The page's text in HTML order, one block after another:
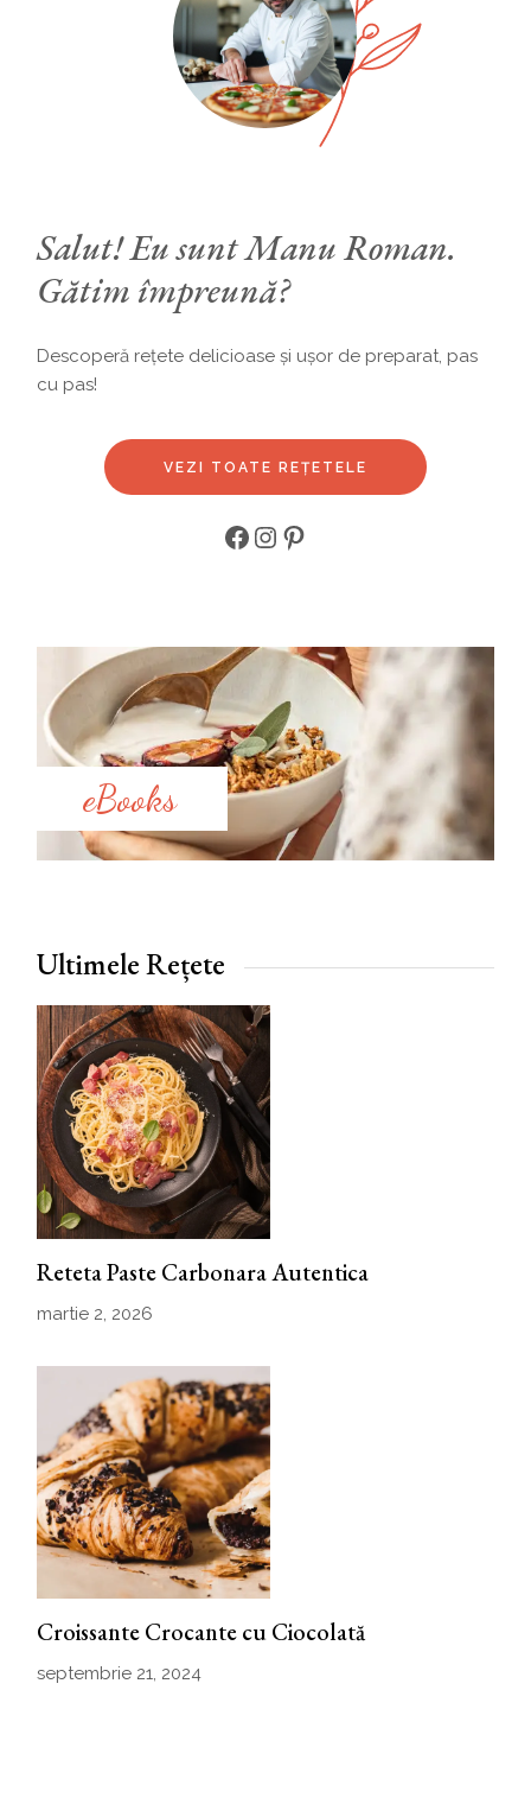
Salut! Eu sunt Manu Roman.
Gătim împreună?
Descoperă rețete delicioase și ușor de preparat, pas
cu pas!
VEZI TOATE REȚETELE
Facebook
Instagram
Pinterest
eBooks
Ultimele Rețete
Reteta Paste Carbonara Autentica
martie 2, 2026
Croissante Crocante cu Ciocolată
septembrie 21, 2024